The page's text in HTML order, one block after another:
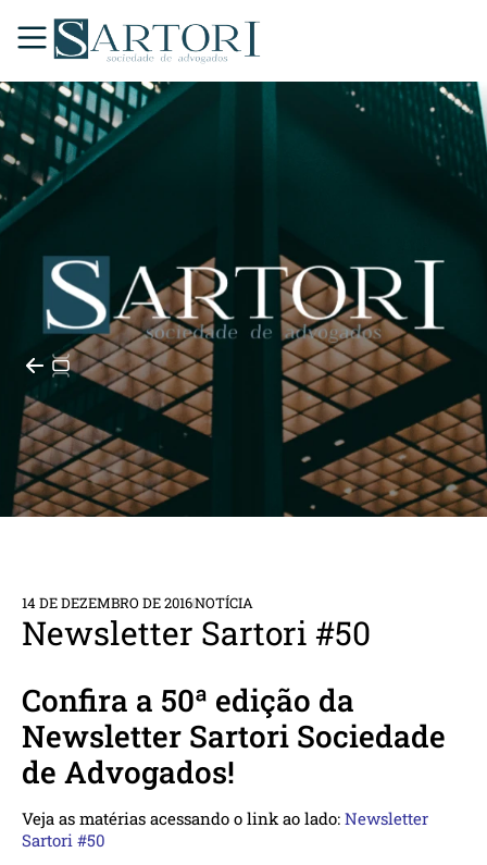
14 DE DEZEMBRO DE 2016NOTÍCIA
Newsletter Sartori #50
Confira a 50ª edição da
Newsletter Sartori Sociedade
de Advogados!
Veja as matérias acessando o link ao lado: Newsletter
Sartori #50